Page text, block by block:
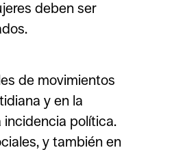
deben ser
de movimientos
y en la
política.
y también en